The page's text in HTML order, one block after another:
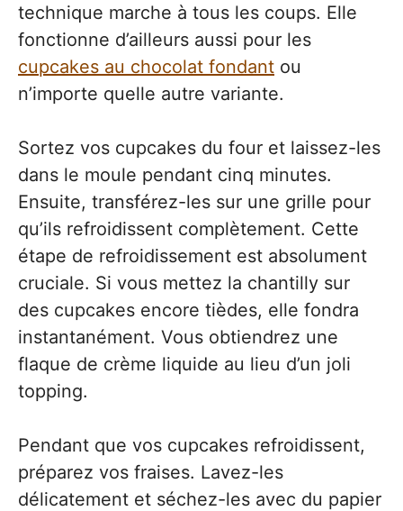
technique marche à tous les coups. Elle
fonctionne d’ailleurs aussi pour les
cupcakes au chocolat fondant ou
n’importe quelle autre variante.
Sortez vos cupcakes du four et laissez-les
dans le moule pendant cinq minutes.
Ensuite, transférez-les sur une grille pour
qu’ils refroidissent complètement. Cette
étape de refroidissement est absolument
cruciale. Si vous mettez la chantilly sur
des cupcakes encore tièdes, elle fondra
instantanément. Vous obtiendrez une
flaque de crème liquide au lieu d’un joli
topping.
Pendant que vos cupcakes refroidissent,
préparez vos fraises. Lavez-les
délicatement et séchez-les avec du papier